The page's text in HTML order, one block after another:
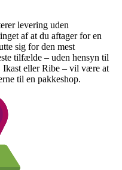
levering uden
af at du aftager for en
sig for den mest
tilfælde – uden hensyn til
Ikast eller Ribe – vil være at
til en pakkeshop.